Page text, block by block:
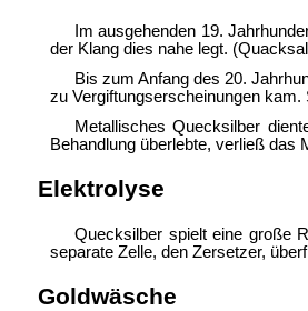
Im ausgehenden 19.
der Klang dies nahe legt.
Bis zum Anfang des 20.
zu Vergiftungserscheinungen
Metallisches Quecksilber
Behandlung überlebte, verließ das
Elektrolyse
Quecksilber spielt eine große
separate Zelle, den Zersetzer,
Goldwäsche